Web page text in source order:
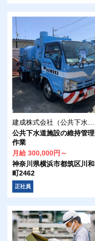
建成株式会社（公共下水道施設の維持管理作業）
公共下水道施設の維持管理
作業
月給 300,000円～
神奈川県横浜市都筑区川和
町2462
正社員